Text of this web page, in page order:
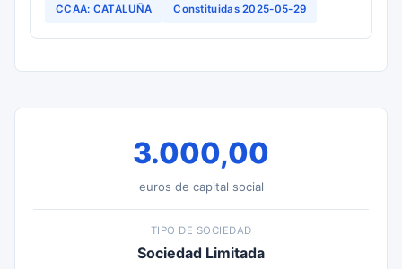
CCAA: CATALUÑA Constituidas 2025-05-29
3.000,00
euros de capital social
TIPO DE SOCIEDAD
Sociedad Limitada